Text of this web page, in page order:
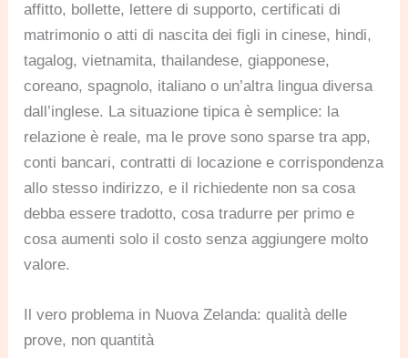
affitto, bollette, lettere di supporto, certificati di
matrimonio o atti di nascita dei figli in cinese, hindi,
tagalog, vietnamita, thailandese, giapponese,
coreano, spagnolo, italiano o un’altra lingua diversa
dall’inglese. La situazione tipica è semplice: la
relazione è reale, ma le prove sono sparse tra app,
conti bancari, contratti di locazione e corrispondenza
allo stesso indirizzo, e il richiedente non sa cosa
debba essere tradotto, cosa tradurre per primo e
cosa aumenti solo il costo senza aggiungere molto
valore.
Il vero problema in Nuova Zelanda: qualità delle
prove, non quantità